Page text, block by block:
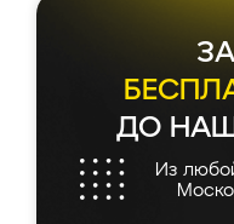
ДО
Из